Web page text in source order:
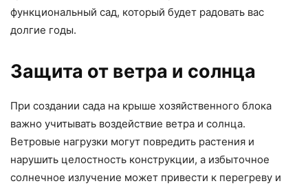
функциональный сад, который будет радовать вас
долгие годы.
Защита от ветра и солнца
При создании сада на крыше хозяйственного блока
важно учитывать воздействие ветра и солнца.
Ветровые нагрузки могут повредить растения и
нарушить целостность конструкции, а избыточное
солнечное излучение может привести к перегреву и